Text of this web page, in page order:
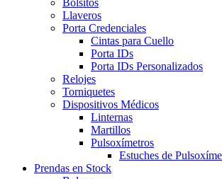
Bolsitos
Llaveros
Porta Credenciales
Cintas para Cuello
Porta IDs
Porta IDs Personalizados
Relojes
Torniquetes
Dispositivos Médicos
Linternas
Martillos
Pulsoxímetros
Estuches de
Prendas en Stock